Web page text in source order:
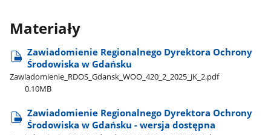
Materiały
Zawiadomienie Regionalnego Dyrektora Ochrony
Środowiska w Gdańsku
Zawiadomienie​_RDOS​_Gdansk​_WOO​_420​_2​_2025​_JK​_2.pdf
0.10MB
Zawiadomienie Regionalnego Dyrektora Ochrony
Środowiska w Gdańsku - wersja dostępna